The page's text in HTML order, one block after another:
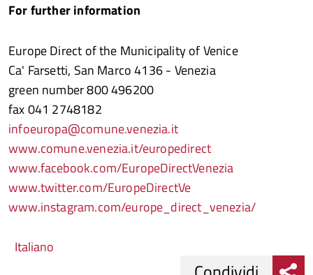
For further information
Europe Direct of the Municipality of Venice
Ca' Farsetti, San Marco 4136 - Venezia
green number 800 496200
fax 041 2748182
infoeuropa@comune.venezia.it
www.comune.venezia.it/europedirect
www.facebook.com/EuropeDirectVenezia
www.twitter.com/EuropeDirectVe
www.instagram.com/europe_direct_venezia/
Italiano